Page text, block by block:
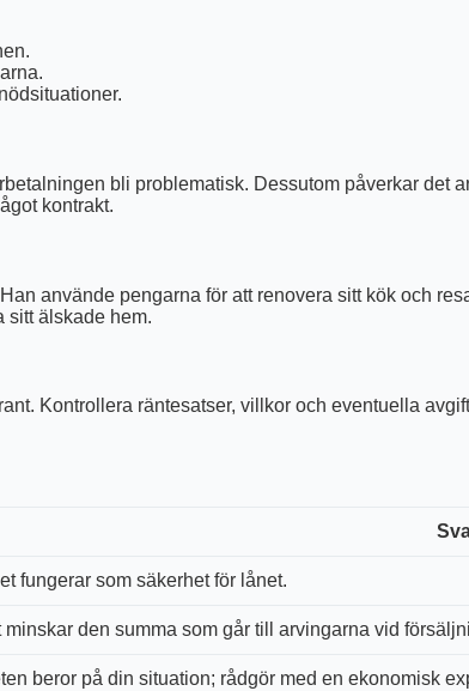
bli problematisk. Dessutom påverkar det
kontrakt.
använde pengarna för att renovera sitt kök och
sitt älskade hem.
Kontrollera räntesatser, villkor och eventuella
fungerar som säkerhet för lånet.
minskar den summa som går till arvingarna vid
beror på din situation; rådgör med en ekonomisk